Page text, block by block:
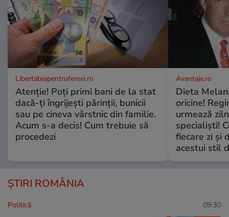
Libertateapentrufemei.ro
Atenție! Poți primi bani de la stat
dacă-ți îngrijești părinții, bunicii
sau pe cineva vârstnic din familie.
Acum s-a decis! Cum trebuie să
procedezi
Avantaje.ro
Dieta
oricine!
urmează
specialiști!
fiecare zi și
acestui stil
ȘTIRI ROMÂNIA
Politică 09:30